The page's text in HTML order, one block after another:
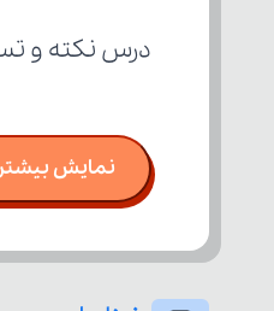
درس نکته و تست صدتایی
نمایش بیشتر